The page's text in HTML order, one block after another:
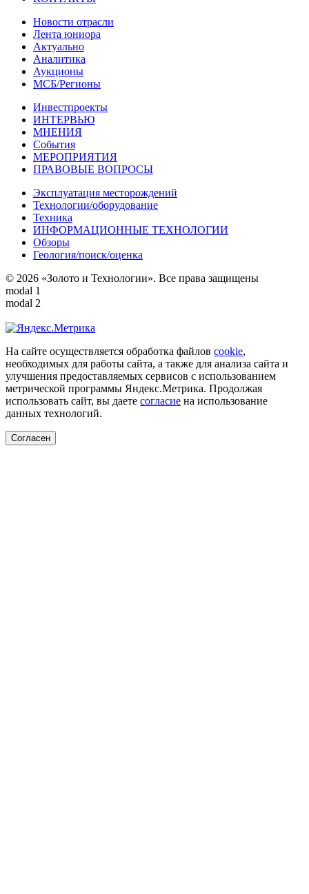
Новости отрасли
Лента юниора
Актуально
Аналитика
Аукционы
МСБ/Регионы
Инвестпроекты
ИНТЕРВЬЮ
МНЕНИЯ
События
МЕРОПРИЯТИЯ
ПРАВОВЫЕ ВОПРОСЫ
Эксплуатация месторождений
Технологии/оборудование
Техника
ИНФОРМАЦИОННЫЕ ТЕХНОЛОГИИ
Обзоры
Геология/поиск/оценка
© 2026 «Золото и Технологии». Все права защищены
modal 1
modal 2
На сайте осуществляется обработка файлов cookie,
необходимых для работы сайта, а также для анализа сайта и
улучшения предоставляемых сервисов с использованием
метрической программы Яндекс.Метрика. Продолжая
использовать сайт, вы даете согласие на использование
данных технологий.
Согласен